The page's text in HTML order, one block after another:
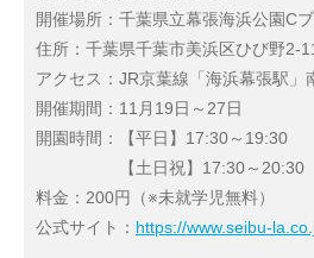
開催場所：千葉県立幕張海浜公園C
住所：千葉県千葉市美浜区ひび野2-
アクセス：JR京葉線「海浜幕張駅」
開催期間：11月19日～27日
開園時間：【平日】17:30～19:30
【土日祝】17:30～20:30
料金：200円（※未就学児無料）
公式サイト： https://www.seibu-